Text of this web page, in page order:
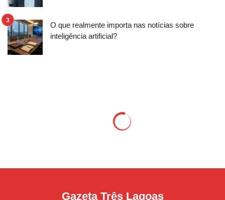
O que realmente importa nas notícias sobre
inteligência artificial?
Gazeta Três Lagoas